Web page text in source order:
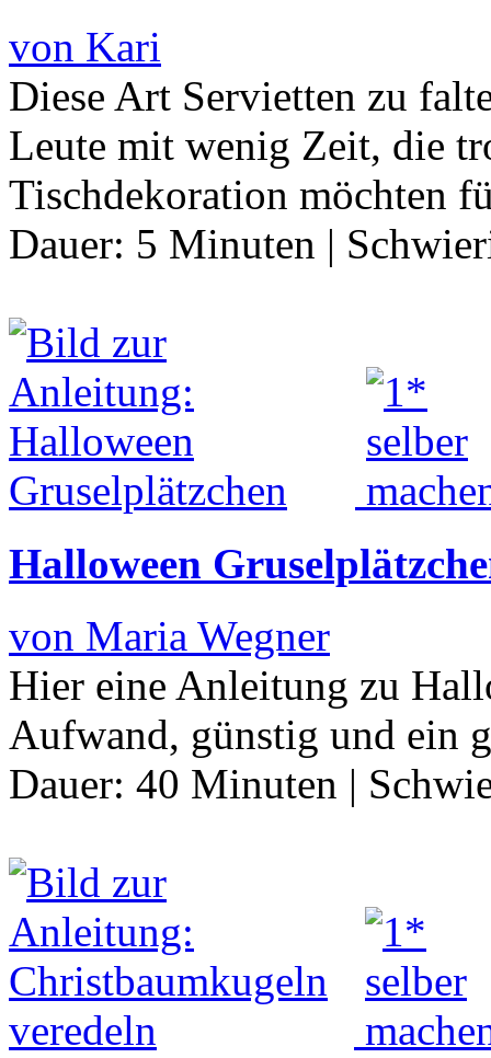
von Kari
Diese Art Servietten zu
Leute mit wenig Zeit, die
Tischdekoration möchten
Dauer: 5 Minuten |
Halloween
von Maria Wegner
Hier eine Anleitung zu
Aufwand, günstig und ein
Dauer: 40 Minuten |